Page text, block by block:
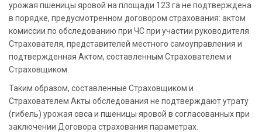
урожая пшеницы яровой на площади 123 га не подтверждена
в порядке, предусмотренном договором страхования: актом
комиссии по обследованию при ЧС при участии руководителя
Страхователя, представителей местного самоуправления и
подтвержденная Актом, составленным Страхователем и
Страховщиком.
Таким образом, составленные Страховщиком и
Страхователем Акты обследования не подтверждают утрату
(гибель) урожая овса и пшеницы яровой в согласованных при
заключении Договора страхования параметрах.